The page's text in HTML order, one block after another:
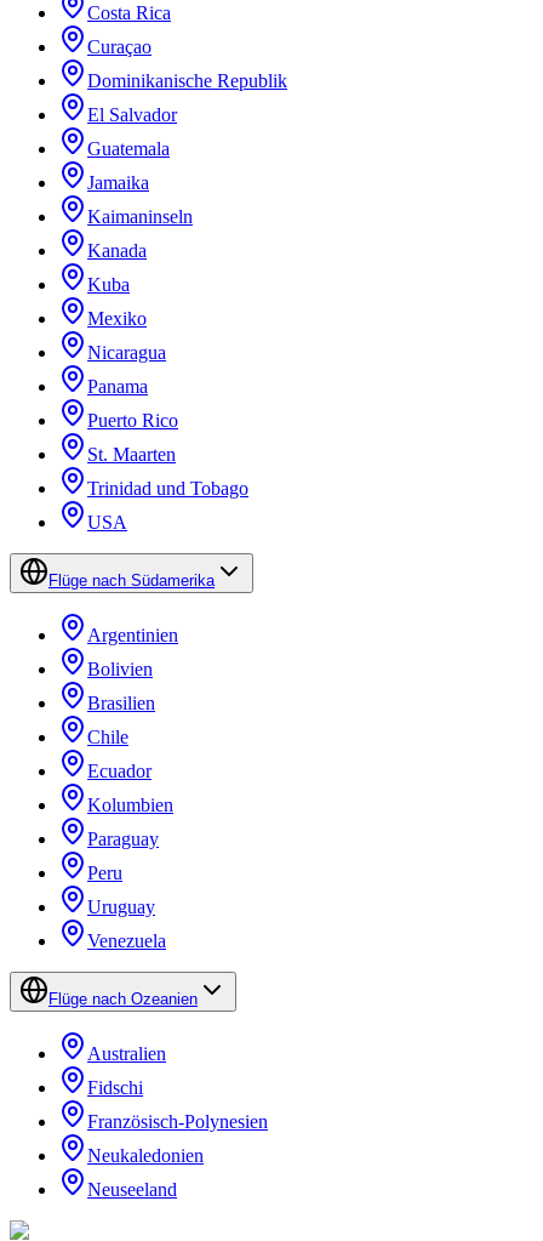
Costa Rica
Curaçao
Dominikanische Republik
El Salvador
Guatemala
Jamaika
Kaimaninseln
Kanada
Kuba
Mexiko
Nicaragua
Panama
Puerto Rico
St. Maarten
Trinidad und Tobago
USA
Flüge nach Südamerika
Argentinien
Bolivien
Brasilien
Chile
Ecuador
Kolumbien
Paraguay
Peru
Uruguay
Venezuela
Flüge nach Ozeanien
Australien
Fidschi
Französisch-Polynesien
Neukaledonien
Neuseeland